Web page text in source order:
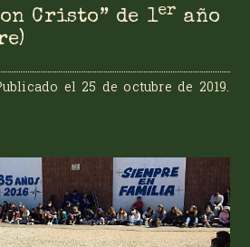
Cristo” de 1er año
el25 de octubre de 2019.